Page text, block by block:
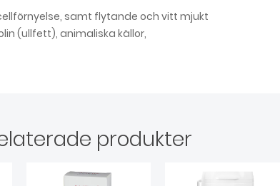
samt flytande och vitt mjukt
(ullfett), animaliska källor,
produkter